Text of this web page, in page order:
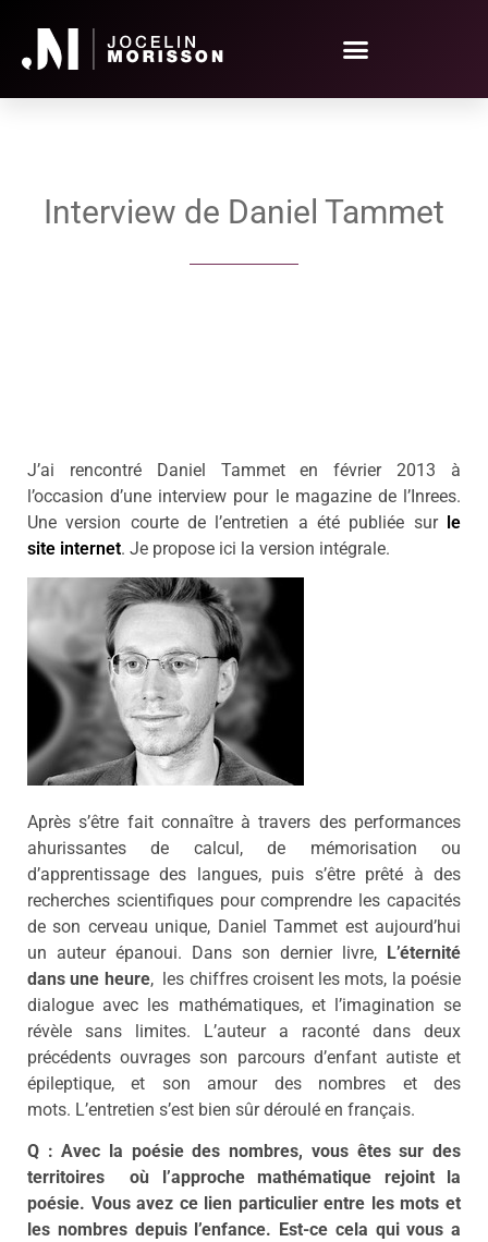
Interview de Daniel Tammet
J’ai rencontré Daniel Tammet en février 2013 à
l’occasion d’une interview pour le magazine de l’Inrees.
Une version courte de l’entretien a été publiée sur le
site internet. Je propose ici la version intégrale.
Après s’être fait connaître à travers des performances
ahurissantes de calcul, de mémorisation ou
d’apprentissage des langues, puis s’être prêté à des
recherches scientifiques pour comprendre les capacités
de son cerveau unique, Daniel Tammet est aujourd’hui
un auteur épanoui. Dans son dernier livre, L’éternité
dans une heure, les chiffres croisent les mots, la poésie
dialogue avec les mathématiques, et l’imagination se
révèle sans limites. L’auteur a raconté dans deux
précédents ouvrages son parcours d’enfant autiste et
épileptique, et son amour des nombres et des
mots. L’entretien s’est bien sûr déroulé en français.
Q : Avec la poésie des nombres, vous êtes sur des
territoires où l’approche mathématique rejoint la
poésie. Vous avez ce lien particulier entre les mots et
les nombres depuis l’enfance. Est-ce cela qui vous a